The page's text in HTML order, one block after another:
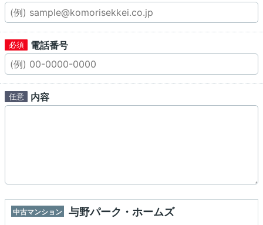
電話番号
内容
中古マンション 与野パーク・ホームズ